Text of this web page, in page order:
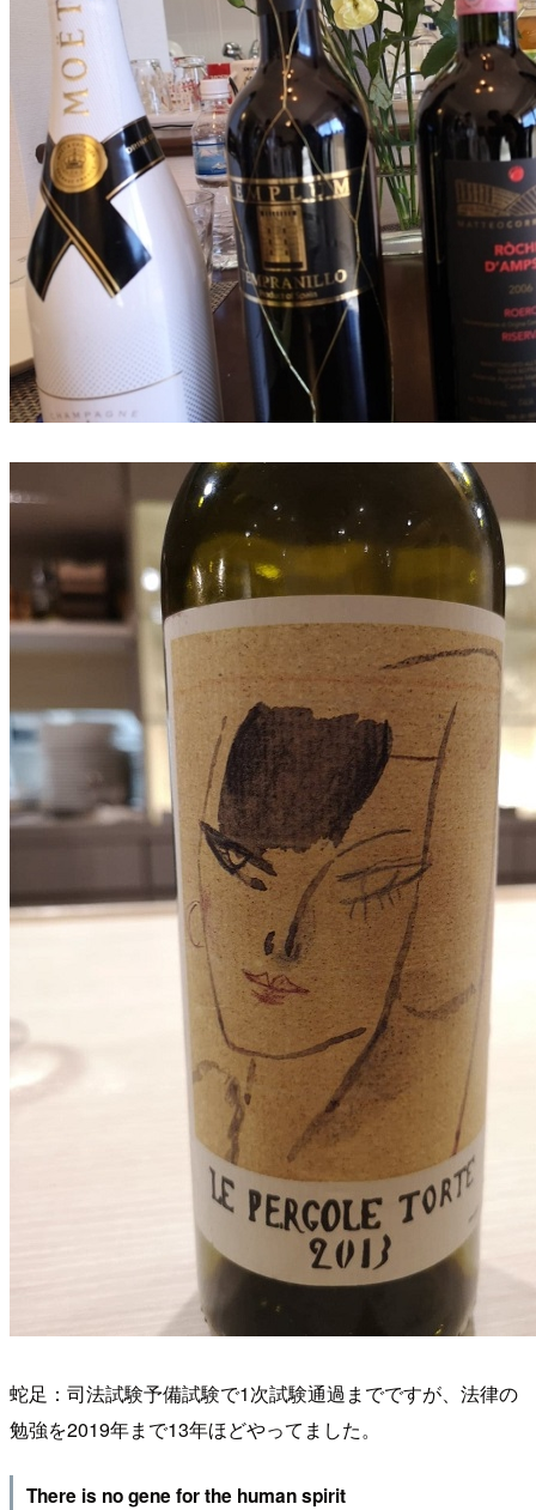
蛇足：司法試験予備試験で1次試験通過までですが、法律の
勉強を2019年まで13年ほどやってました。
There is no gene for the human spirit